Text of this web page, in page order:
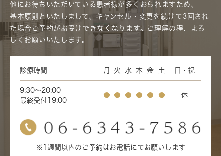
他にお待ちいただいている患者様が多くおられますため、
基本原則といたしまして、キャンセル・変更を続けて3回され
た場合ご予約がお受けできなくなります。ご理解の程、よろ
しくお願いいたします。
診療時間 月 火 水 木 金 土 日・祝
9:30～20:00
最終受付19:00
● ● ● ● ● ● 休
※1週間以内のご予約はお電話にてお願いします